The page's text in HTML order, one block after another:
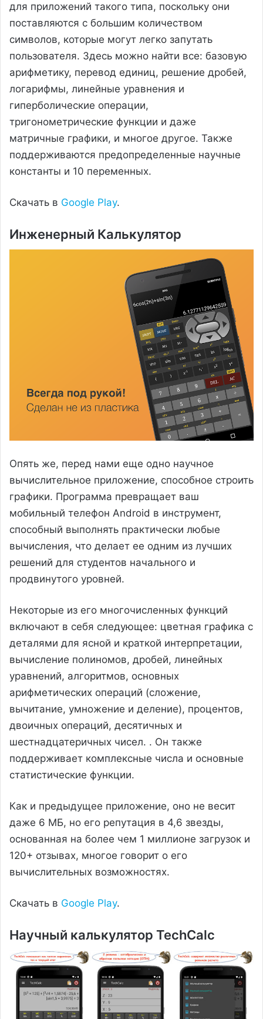
для приложений такого типа, поскольку они
поставляются с большим количеством
символов, которые могут легко запутать
пользователя. Здесь можно найти все: базовую
арифметику, перевод единиц, решение дробей,
логарифмы, линейные уравнения и
гиперболические операции,
тригонометрические функции и даже
матричные графики, и многое другое. Также
поддерживаются предопределенные научные
константы и 10 переменных.
Скачать в Google Play.
Инженерный Калькулятор
Опять же, перед нами еще одно научное
вычислительное приложение, способное строить
графики. Программа превращает ваш
мобильный телефон Android в инструмент,
способный выполнять практически любые
вычисления, что делает ее одним из лучших
решений для студентов начального и
продвинутого уровней.
Некоторые из его многочисленных функций
включают в себя следующее: цветная графика с
деталями для ясной и краткой интерпретации,
вычисление полиномов, дробей, линейных
уравнений, алгоритмов, основных
арифметических операций (сложение,
вычитание, умножение и деление), процентов,
двоичных операций, десятичных и
шестнадцатеричных чисел. . Он также
поддерживает комплексные числа и основные
статистические функции.
Как и предыдущее приложение, оно не весит
даже 6 МБ, но его репутация в 4,6 звезды,
основанная на более чем 1 миллионе загрузок и
120+ отзывах, многое говорит о его
вычислительных возможностях.
Скачать в Google Play.
Научный калькулятор TechCalc